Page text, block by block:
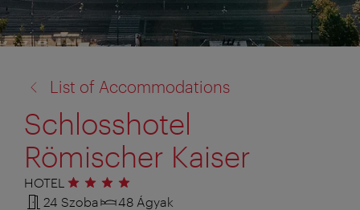
a:
List of Accommodations
Schlosshotel
Römischer Kaiser
HOTEL 4 csillag
24 Szoba
48 Ágyak